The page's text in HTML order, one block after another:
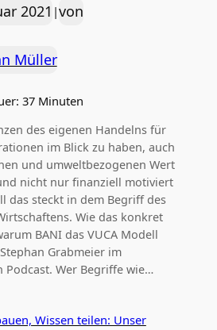
2021 |von
Müller
37 Minuten
des eigenen Handelns für
im Blick zu haben, auch
und umweltbezogenen Wert
nicht nur finanziell motiviert
das steckt in dem Begriff des
Wie das konkret
BANI das VUCA Modell
Grabmeier im
Podcast. Wer Begriffe wie…